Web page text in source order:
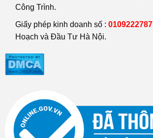
Công Trình.
Giấy phép kinh doanh số : 0109222787
Hoạch và Đầu Tư Hà Nội.